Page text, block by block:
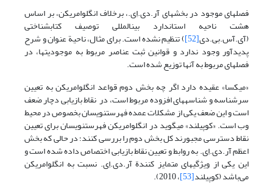
فصلهای موجود در بخشهای آر.دی.اِی.، برخلاف انگلوامریکن، بر اساس
هشت ناحیه استاندارد بین­المللی توصیف کتابشناختی
(آی.آس.بی.دی[52] ) تنظیم نشده است. برای مثال، ناحیة عنوان و شرح
پدیدآور وجود ندارد و قوانین ثبت عناصر مربوط به موجودیتها، در
فصلهای مربوط به آنها توزیع شده است.
«میکسا» عقیده دارد اگر چه بخش دوم قواعد انگلوامریکن به تعیین
سرشناسه و شناسه­های افزوده مربوط است، در نقاط بازیابی دچار ضعف
است و این ضعف یکی از مشکلات عمده فهرست­نویسان بخصوص در محیط
وب است. «کوپیلند» می­گوید در انگلوامریکن فهرست­نویسان برای تعیین
نقاط دسترسی مجبورند کل بخش دوم را بررسی کنند؛ در حالی که بخش
اعظم آر.دی.اِی. به روابط و تعیین نقاط بازیابی اختصاص داده شده است و
این یکی از ویژگیهای متمایز کنندة آر.دی.اِی. نسبت به انگلوامریکن
می‌باشد (کوپیلند[53]
، 2010).